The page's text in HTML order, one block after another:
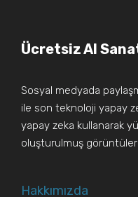
Ücretsiz AI
Sosyal medyada
ile son teknoloji yapay
yapay zeka kullanarak
oluşturulmuş
Hakkımızda